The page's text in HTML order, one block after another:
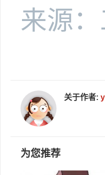
来源
关于作者:
为您推荐